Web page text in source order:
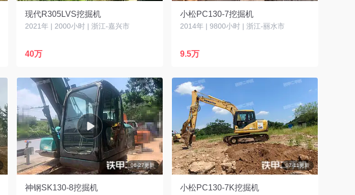
现代R305LVS挖掘机
2021年 | 2000小时 | 浙江-嘉兴市
40万
小松PC130-7挖掘机
2014年 | 9800小时 | 浙江-丽水市
9.5万
06-27更新
神钢SK130-8挖掘机
07-11更新
小松PC130-7K挖掘机